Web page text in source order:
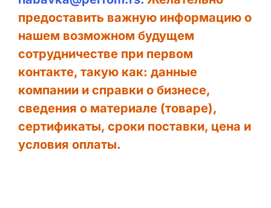
предоставить важную информацию о
нашем возможном будущем
сотрудничестве при первом
контакте, такую ​​как: данные
компании и справки о бизнесе,
сведения о материале (товаре),
сертификаты, сроки поставки, цена и
условия оплаты.